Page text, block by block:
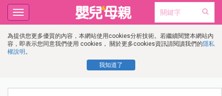
為提供您更多優質的內容，本網站使用cookies分析技術。若繼續閱覽本網站內
容，即表示您同意我們使用 cookies， 關於更多cookies資訊請閱讀我們的隱私
權說明 。
我知道了
Toggle
navigation